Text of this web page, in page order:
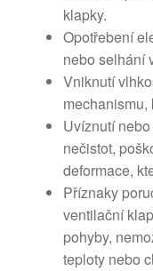
klapky.
Opotřebení
nebo selhání
Vniknutí
mechanismu,
Uvíznutí
nečistot,
deformace,
Příznaky
ventilační
pohyby,
teploty nebo